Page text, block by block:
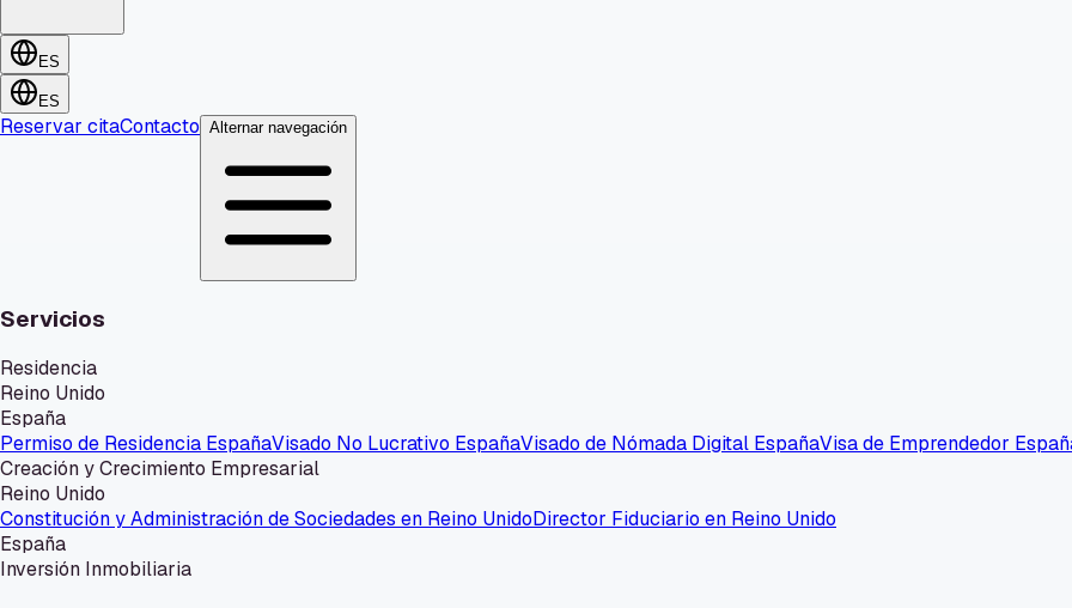
ES
ES
Reservar citaContacto Alternar navegación
Servicios
Residencia
Reino Unido
España
Permiso de Residencia EspañaVisado No Lucrativo EspañaVisado de Nómada Digital EspañaVisa de Emprendedor
Creación y Crecimiento Empresarial
Reino Unido
Constitución y Administración de Sociedades en Reino UnidoDirector Fiduciario en Reino Unido
España
Inversión Inmobiliaria